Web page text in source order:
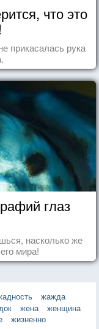
что это
прикасалась рука
глаз
насколько же
мира!
жажда
жена
женщина
жизненно